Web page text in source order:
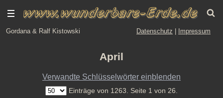
Gordana & Ralf Kistowski Datenschutz Impressum
April
Verwandte Schlüsselwörter einblenden
Einträge von 1263. Seite 1 von 26.